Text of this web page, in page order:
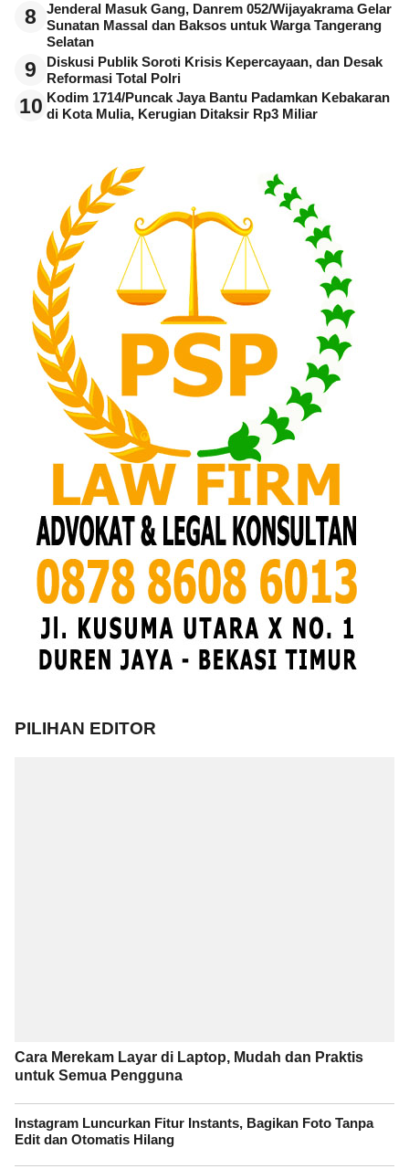
8
Jenderal Masuk Gang, Danrem 052/Wijayakrama Gelar
Sunatan Massal dan Baksos untuk Warga Tangerang
Selatan
9
Diskusi Publik Soroti Krisis Kepercayaan, dan Desak
Reformasi Total Polri
10 Kodim 1714/Puncak Jaya Bantu Padamkan Kebakaran
di Kota Mulia, Kerugian Ditaksir Rp3 Miliar
PILIHAN EDITOR
Cara Merekam Layar di Laptop, Mudah dan Praktis
untuk Semua Pengguna
Instagram Luncurkan Fitur Instants, Bagikan Foto Tanpa
Edit dan Otomatis Hilang